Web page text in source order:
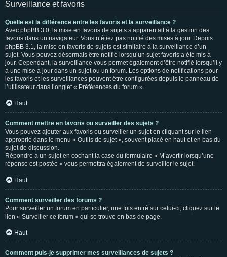
Surveillance et favoris
Quelle est la différence entre les favoris et la surveillance ?
Avec phpBB 3.0, la mise en favoris de sujets s’apparentait à la gestion des
favoris dans un navigateur. Vous n’étiez pas notifié des mises à jour. Depuis
phpBB 3.1, la mise en favoris de sujets est similaire à la surveillance d’un
sujet. Vous pouvez désormais être notifié lorsqu’un sujet favoris a été mis à
jour. Cependant, la surveillance vous permet également d’être notifié lorsqu’il y
a une mise à jour dans un sujet ou un forum. Les options de notifications pour
les favoris et les surveillances peuvent être configurées depuis le panneau de
l’utilisateur dans l’onglet « Préférences du forum ».
Haut
Comment mettre en favoris ou surveiller des sujets ?
Vous pouvez ajouter aux favoris ou surveiller un sujet en cliquant sur le lien
approprié dans le menu « Outils de sujet », souvent placé en haut et en bas du
sujet de discussion.
Répondre à un sujet en cochant la case du formulaire « M’avertir lorsqu’une
réponse est postée » vous permettra également de surveiller le sujet.
Haut
Comment surveiller des forums ?
Pour surveiller un forum en particulier, une fois entré sur celui-ci, cliquez sur le
lien « Surveiller ce forum » qui se trouve en bas de page.
Haut
Comment puis-je supprimer mes surveillances de sujets ?